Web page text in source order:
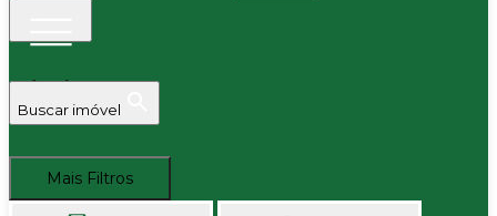
Buscar imóvel
Mais Filtros